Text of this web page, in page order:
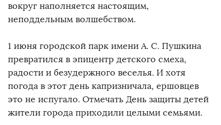
вокруг наполняется настоящим,
неподдельным волшебством.
1 июня городской парк имени А. С. Пушкина
превратился в эпицентр детского смеха,
радости и безудержного веселья. И хотя
погода в этот день капризничала, ершовцев
это не испугало. Отмечать День защиты детей
жители города приходили целыми семьями.